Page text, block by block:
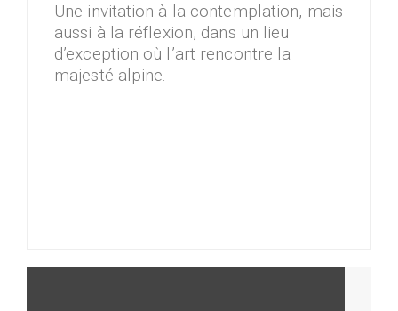
Une invitation à la contemplation, mais
aussi à la réflexion, dans un lieu
d’exception où l’art rencontre la
majesté alpine.